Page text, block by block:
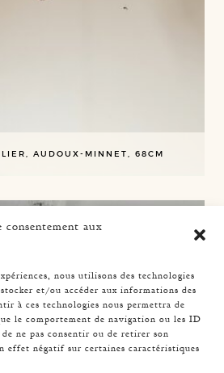
consentement aux
nous utilisons des technologies
et/ou accéder aux informations des
à ces technologies nous permettra de
le comportement de navigation ou les ID
ne pas consentir ou de retirer son
effet négatif sur certaines caractéristiques
AUDOUX-MINNET, 68CM